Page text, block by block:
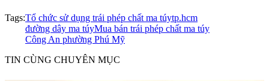
Tags:Tổ chức sử dụng trái phép chất ma túytp.hcm
đường dây ma túyMua bán trái phép chất ma túy
Công An phường Phú Mỹ
TIN CÙNG CHUYÊN MỤC